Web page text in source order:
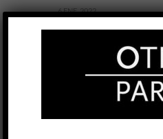
6 ENE, 2022
los hoy célebres Estudios
debut de Los Abuelos de
por Charly García, quien
las instalaciones donde